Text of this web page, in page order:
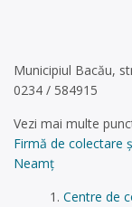
Municipiul Bacău,
0234 / 584915
Vezi mai multe
Firmă de colectare
Neamț
Centre de